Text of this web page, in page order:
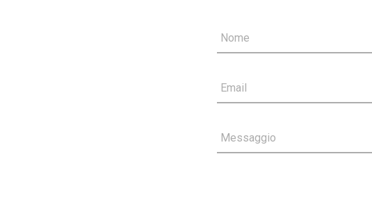
Nome
Email
Messaggio